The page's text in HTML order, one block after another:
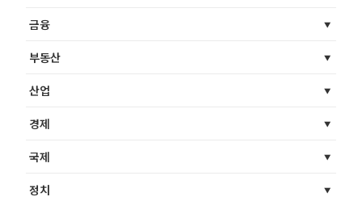
금융
부동산
산업
경제
국제
정치